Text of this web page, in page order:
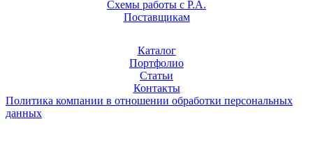
Схемы работы с Р.А.
Поставщикам
Каталог
Портфолио
Статьи
Контакты
Политика компании в отношении обработки персональных
данных